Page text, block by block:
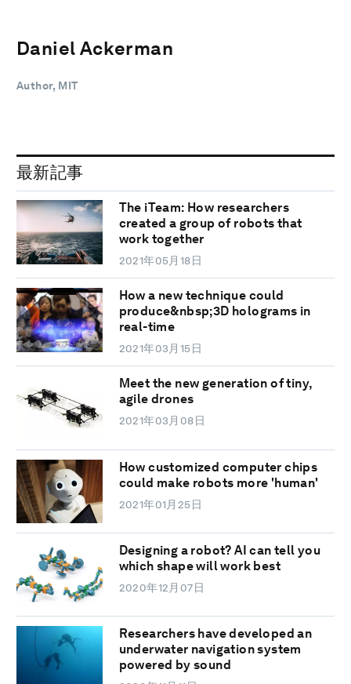
Daniel Ackerman
Author, MIT
最新記事
The iTeam: How researchers
created a group of robots that
work together
2021年05月18日
How a new technique could
produce&nbsp;3D holograms in
real-time
2021年03月15日
Meet the new generation of tiny,
agile drones
2021年03月08日
How customized computer chips
could make robots more 'human'
2021年01月25日
Designing a robot? AI can tell you
which shape will work best
2020年12月07日
Researchers have developed an
underwater navigation system
powered by sound